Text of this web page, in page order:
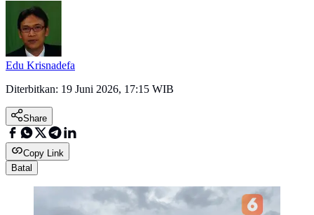
Edu Krisnadefa
Diterbitkan: 19 Juni 2026, 17:15 WIB
Share
Copy Link
Batal